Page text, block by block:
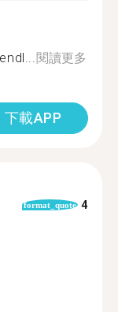
閱讀更多
下載APP
format_quote 4